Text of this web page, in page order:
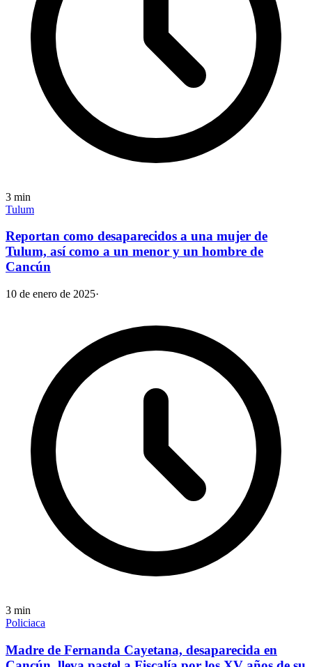
3 min
Tulum
Reportan como desaparecidos a una mujer de
Tulum, así como a un menor y un hombre de
Cancún
10 de enero de 2025·
3 min
Policiaca
Madre de Fernanda Cayetana, desaparecida en